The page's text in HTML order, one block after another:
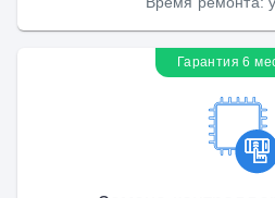
Гарантия 6